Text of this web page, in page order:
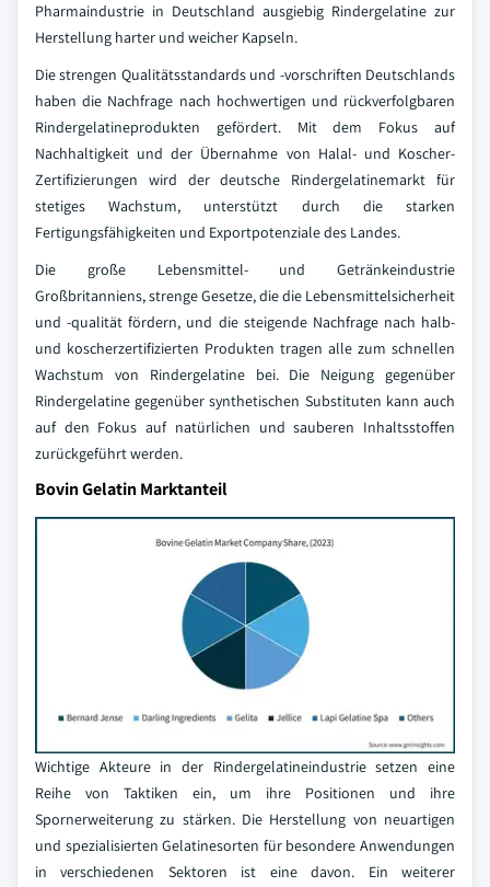
Pharmaindustrie in Deutschland ausgiebig Rindergelatine zur
Herstellung harter und weicher Kapseln.
Die strengen Qualitätsstandards und -vorschriften Deutschlands
haben die Nachfrage nach hochwertigen und rückverfolgbaren
Rindergelatineprodukten gefördert. Mit dem Fokus auf
Nachhaltigkeit und der Übernahme von Halal- und Koscher-
Zertifizierungen wird der deutsche Rindergelatinemarkt für
stetiges Wachstum, unterstützt durch die starken
Fertigungsfähigkeiten und Exportpotenziale des Landes.
Die große Lebensmittel- und Getränkeindustrie
Großbritanniens, strenge Gesetze, die die Lebensmittelsicherheit
und -qualität fördern, und die steigende Nachfrage nach halb-
und koscherzertifizierten Produkten tragen alle zum schnellen
Wachstum von Rindergelatine bei. Die Neigung gegenüber
Rindergelatine gegenüber synthetischen Substituten kann auch
auf den Fokus auf natürlichen und sauberen Inhaltsstoffen
zurückgeführt werden.
Bovin Gelatin Marktanteil
Wichtige Akteure in der Rindergelatineindustrie setzen eine
Reihe von Taktiken ein, um ihre Positionen und ihre
Spornerweiterung zu stärken. Die Herstellung von neuartigen
und spezialisierten Gelatinesorten für besondere Anwendungen
in verschiedenen Sektoren ist eine davon. Ein weiterer